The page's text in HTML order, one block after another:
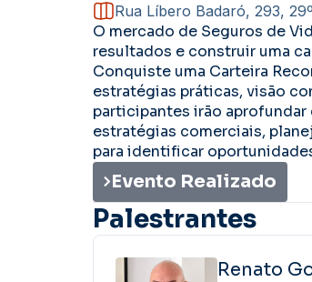
Rua Líbero Badaró, 293,
O mercado de Seguros de
resultados e construir uma
Conquiste uma Carteira
estratégias práticas, visão
participantes irão
estratégias comerciais,
para identificar
Evento Realizado
Palestrantes
Renato